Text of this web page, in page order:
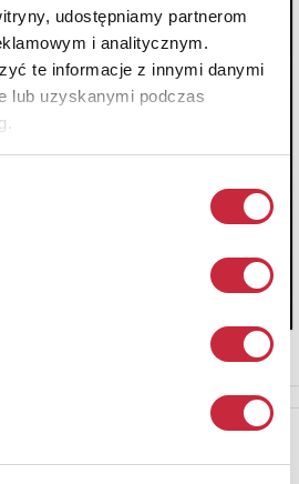
udostępniamy partnerom
i analitycznym.
te informacje z innymi danymi
lub uzyskanymi podczas